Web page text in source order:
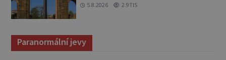
5.8.2026 2.9TIS
Paranormální jevy